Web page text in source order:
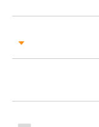
سياسة الخصوصية